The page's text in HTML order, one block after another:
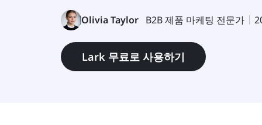
Olivia Taylor B2B 제품 마케팅 전문가
Lark 무료로 사용하기